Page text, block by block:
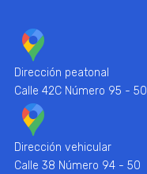
Dirección peatonal
Calle 42C Número 95 - 50
Dirección vehicular
Calle 38 Número 94 - 50